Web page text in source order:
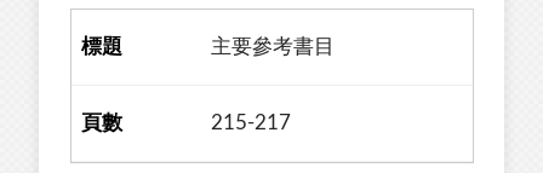
主要參考書目
215-217